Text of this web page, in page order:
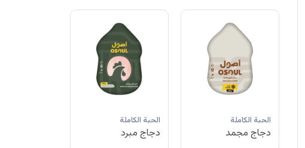
الحبة الكاملة
دجاج مبرد
الحبة الكاملة
دجاج مجمد